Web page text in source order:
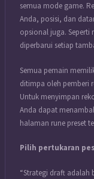
semua mode game.
Anda, posisi, dan
opsional juga. Seperti
diperbarui setiap
Semua pemain
ditimpa oleh pemberi
Untuk menyimpan
Anda dapat
halaman rune preset
Pilih pertukaran
“Strategi draft